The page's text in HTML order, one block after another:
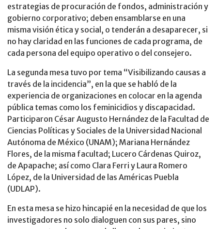
estrategias de procuración de fondos, administración y
gobierno corporativo; deben ensamblarse en una
misma visión ética y social, o tenderán a desaparecer, si
no hay claridad en las funciones de cada programa, de
cada persona del equipo operativo o del consejero.
La segunda mesa tuvo por tema “Visibilizando causas a
través de la incidencia”, en la que se habló de la
experiencia de organizaciones en colocar en la agenda
pública temas como los feminicidios y discapacidad.
Participaron César Augusto Hernández de la Facultad de
Ciencias Políticas y Sociales de la Universidad Nacional
Autónoma de México (UNAM); Mariana Hernández
Flores, de la misma facultad; Lucero Cárdenas Quiroz,
de Apapache; así como Clara Ferri y Laura Romero
López, de la Universidad de las Américas Puebla
(UDLAP).
En esta mesa se hizo hincapié en la necesidad de que los
investigadores no solo dialoguen con sus pares, sino